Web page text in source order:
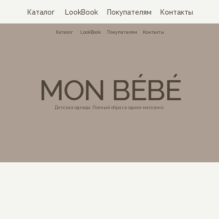
Контакты
Покупателям
LookBook
Каталог